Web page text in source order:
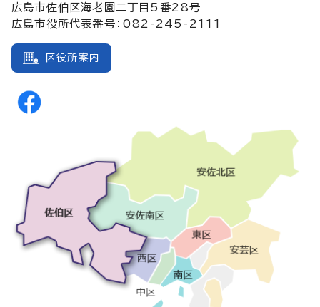
広島市佐伯区海老園二丁目5番28号
広島市役所代表番号：082-245-2111
区役所案内